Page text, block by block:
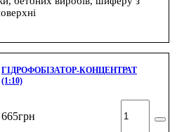
ГІДРОФОБІЗАТОР-КОНЦЕНТРАТ
(1:10)
665грн